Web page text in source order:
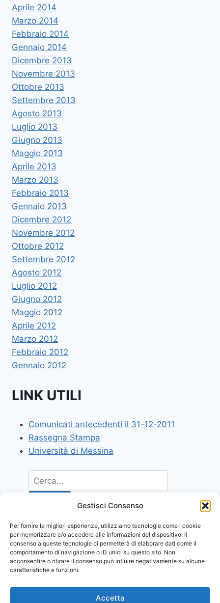
Gestisci Consenso
Per fornire le migliori esperienze, utilizziamo tecnologie come i cookie
per memorizzare e/o accedere alle informazioni del dispositivo. Il
consenso a queste tecnologie ci permetterà di elaborare dati come il
comportamento di navigazione o ID unici su questo sito. Non
acconsentire o ritirare il consenso può influire negativamente su alcune
caratteristiche e funzioni.
Accetta
Aprile 2014
Marzo 2014
Febbraio 2014
Gennaio 2014
Dicembre 2013
Novembre 2013
Ottobre 2013
Settembre 2013
Agosto 2013
Luglio 2013
Giugno 2013
Maggio 2013
Aprile 2013
Marzo 2013
Febbraio 2013
Gennaio 2013
Dicembre 2012
Novembre 2012
Ottobre 2012
Settembre 2012
Agosto 2012
Luglio 2012
Giugno 2012
Maggio 2012
Aprile 2012
Marzo 2012
Febbraio 2012
Gennaio 2012
LINK UTILI
Comunicati antecedenti il 31-12-2011
Rassegna Stampa
Università di Messina